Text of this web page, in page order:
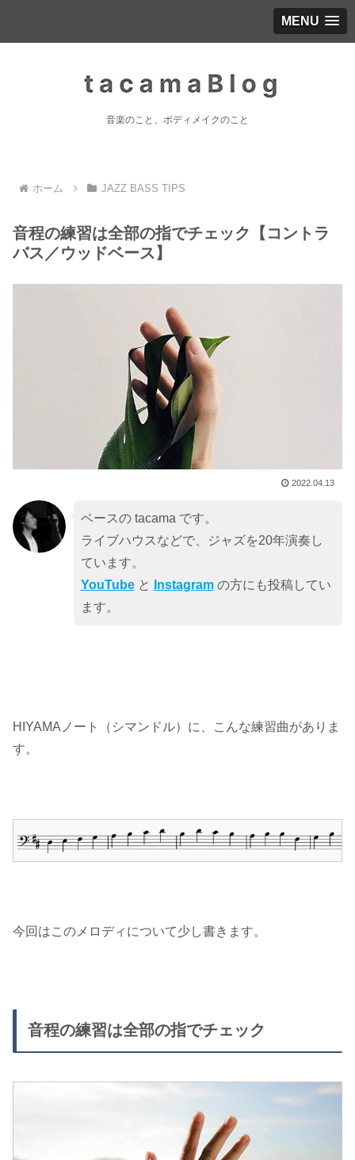
MENU
音楽のこと、ボディメイクのこと
ホーム JAZZ BASS TIPS
音程の練習は全部の指でチェック【コントラ
バス／ウッドベース】
2022.04.13
ベースの tacama です。
ライブハウスなどで、ジャズを20年演奏し
ています。
YouTubeと Instagramの方にも投稿してい
ます。
HIYAMAノート（シマンドル）に、こんな練習曲がありま
す。
今回はこのメロディについて少し書きます。
音程の練習は全部の指でチェック